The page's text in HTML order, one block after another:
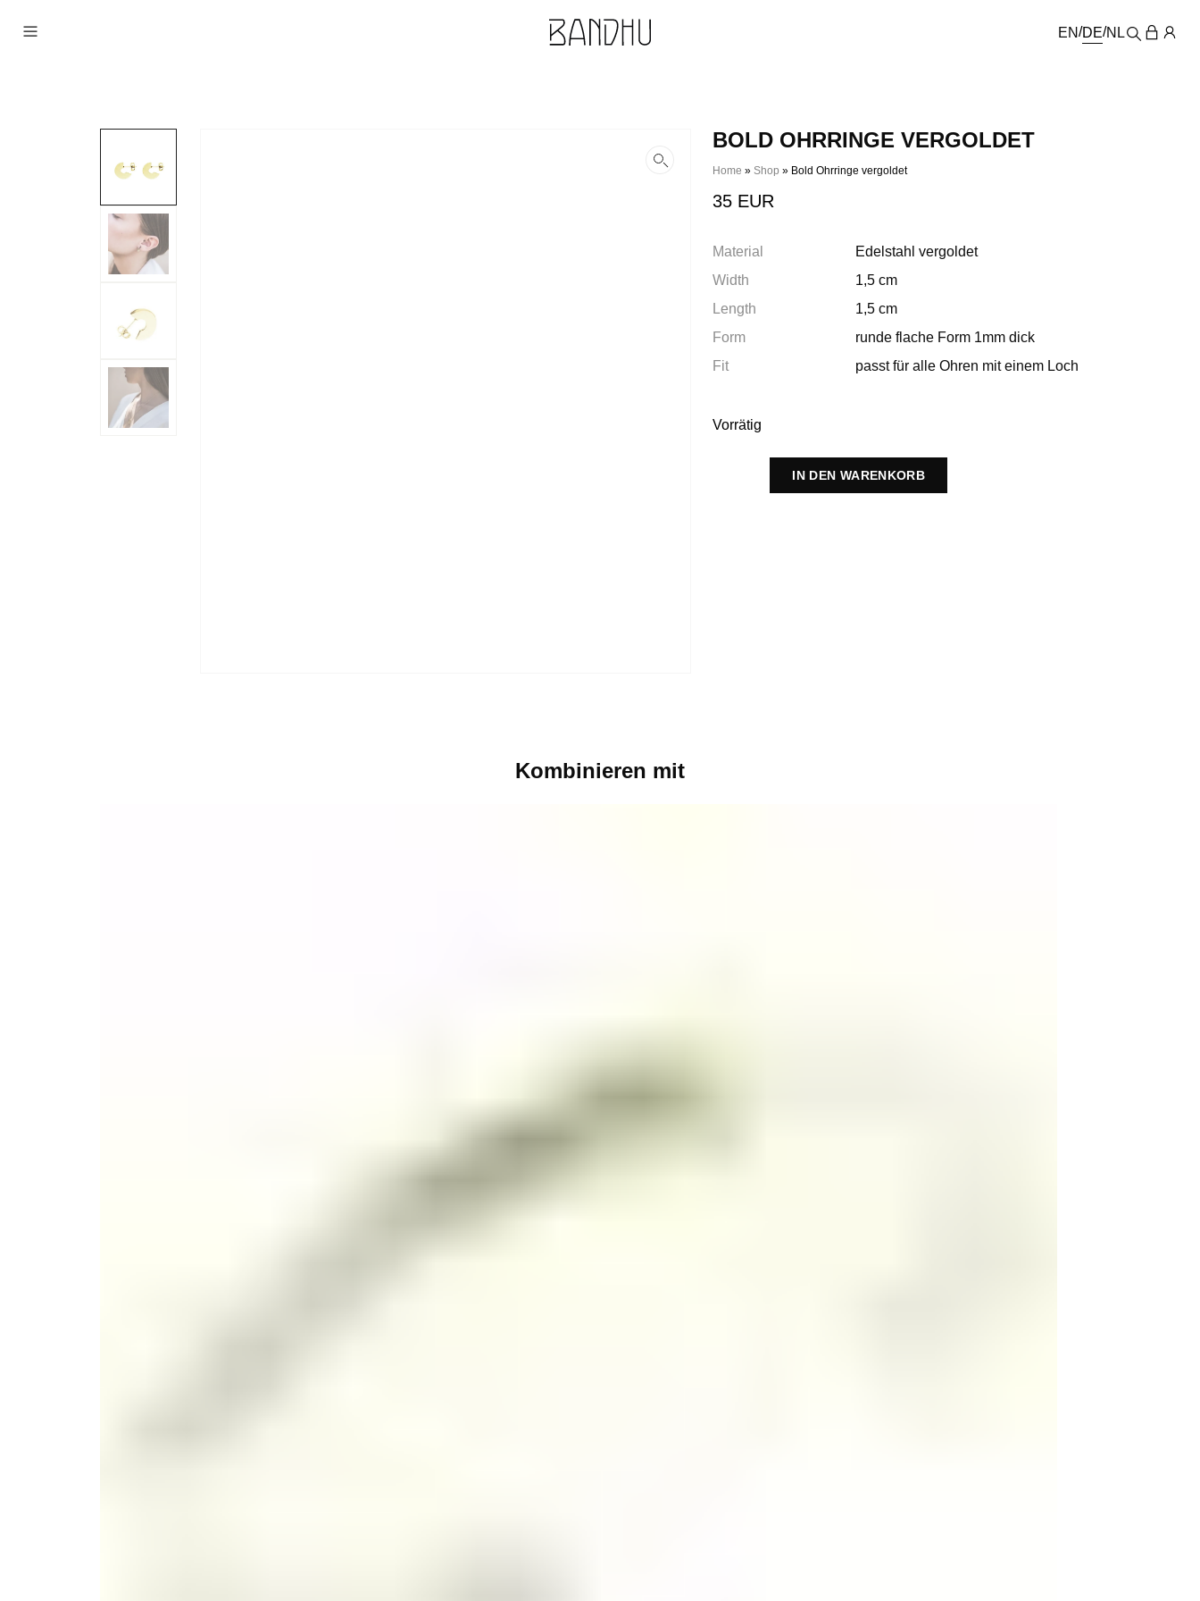
EN DE NL
BOLD OHRRINGE VERGOLDET
Home »Shop » Bold Ohrringe vergoldet
35 EUR
Material
Edelstahl vergoldet
Width
1,5 cm
Length
1,5 cm
Form
runde flache Form 1mm dick
Fit
passt für alle Ohren mit einem Loch
Vorrätig
IN DEN WARENKORB
Kombinieren mit